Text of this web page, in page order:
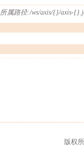
所属路径:/ws/axis/{}/axis-
版权